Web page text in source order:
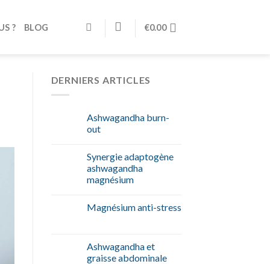
? BLOG €0.00
DERNIERS ARTICLES
Ashwagandha burn-
out
Synergie adaptogène
ashwagandha
magnésium
Magnésium anti-stress
Ashwagandha et
graisse abdominale